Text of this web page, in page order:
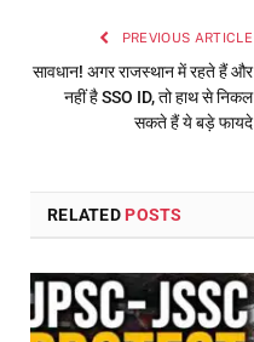
PREVIOUS ARTICLE
सावधान! अगर राजस्थान में रहते हैं और
नहीं है SSO ID, तो हाथ से निकल
सकते हैं ये बड़े फायदे
RELATED POSTS